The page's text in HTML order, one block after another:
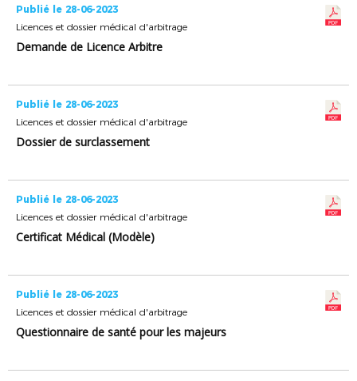
Publié le 28-06-2023
Licences et dossier médical d'arbitrage
Demande de Licence Arbitre
Publié le 28-06-2023
Licences et dossier médical d'arbitrage
Dossier de surclassement
Publié le 28-06-2023
Licences et dossier médical d'arbitrage
Certificat Médical (Modèle)
Publié le 28-06-2023
Licences et dossier médical d'arbitrage
Questionnaire de santé pour les majeurs